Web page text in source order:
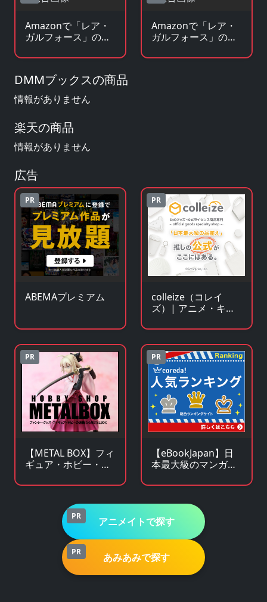
Amazonで「レア・
ガルフォース」の原
る
Amazonで「レア・
ガルフォース」のグ
見る
DMMブックスの商品
情報がありません
楽天の商品
情報がありません
広告
PR
ABEMAプレミアム
PR
colleize（コレイ
ズ）| アニメ・キャ
ズ・公式ライセンス
商品専門サイト
PR
【METAL BOX】フィ
ギュア・ホビー・フ
販サイト
PR
【eBookJapan】日
本最大級のマンガ
イト
PR アニメイトで探す
PR あみあみで探す